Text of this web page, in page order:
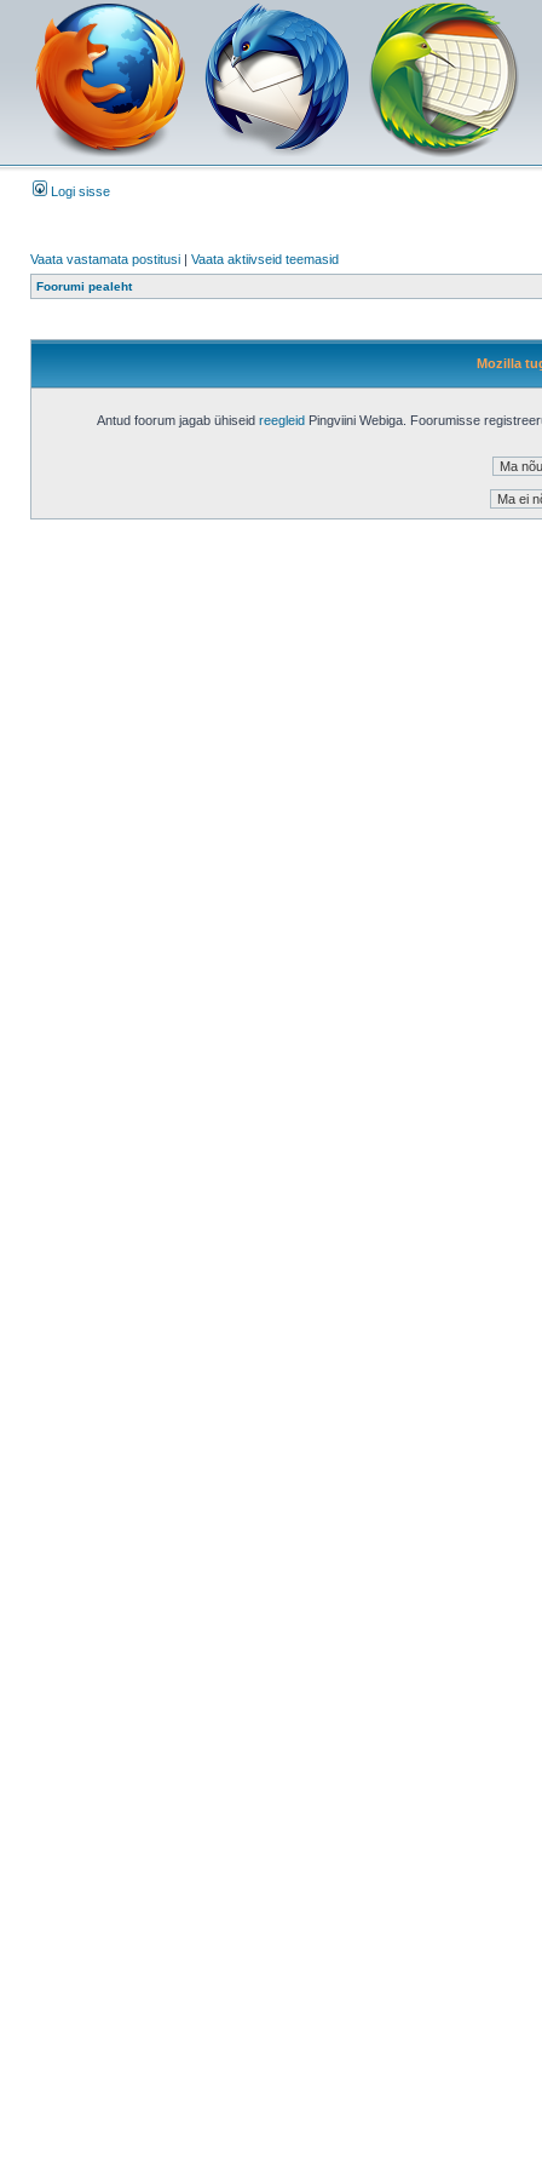
Logi sisse
Vaata vastamata postitusi | Vaata aktiivseid teemasid
Foorumi pealeht
Mozilla
Antud foorum jagab ühiseid reegleid Pingviini Webiga. Foorumisse